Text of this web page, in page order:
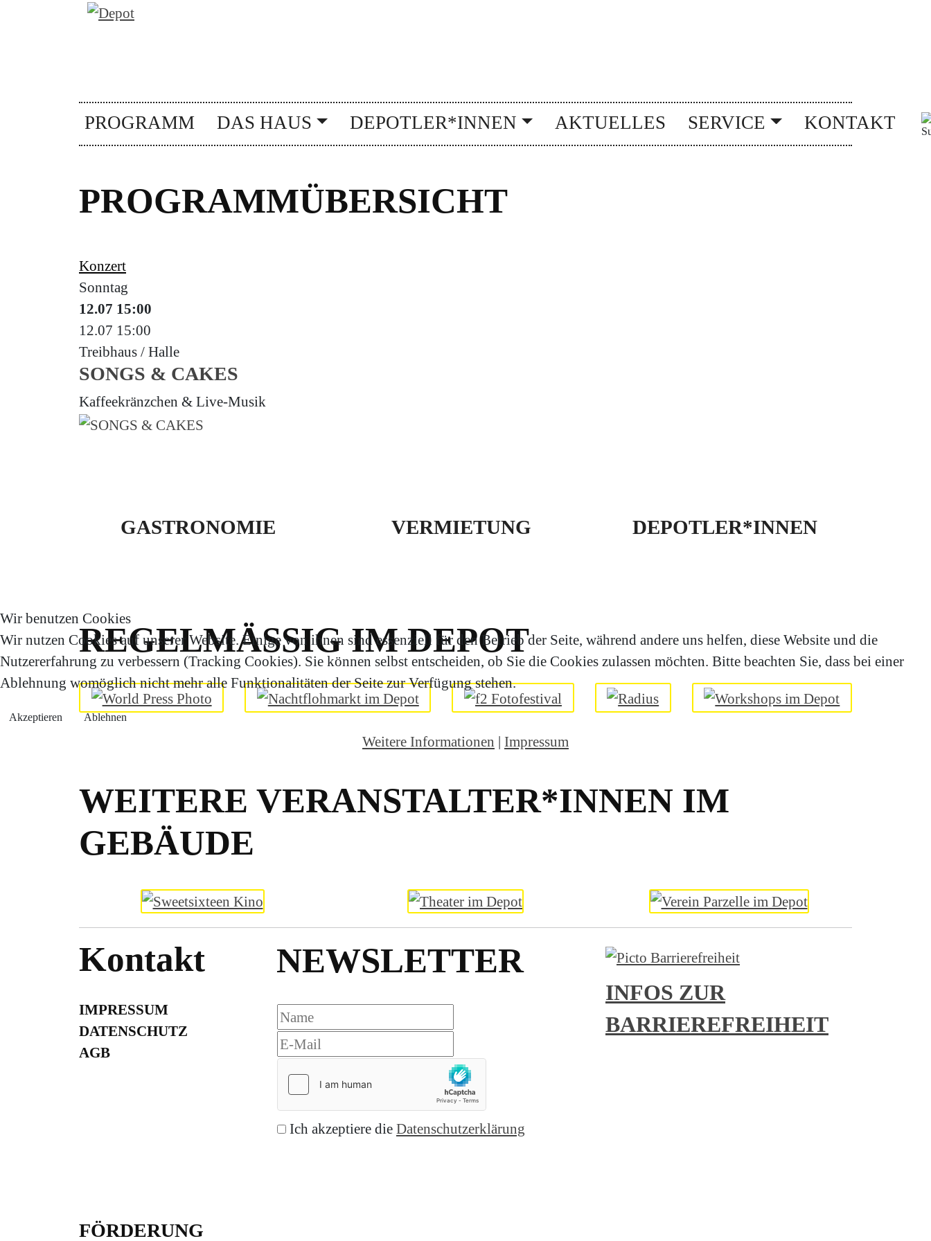
PROGRAMM DAS HAUS DEPOTLER*INNEN AKTUELLES SERVICE KONTAKT
PROGRAMMÜBERSICHT
Konzert
Sonntag
12.07 15:00
12.07 15:00
Treibhaus / Halle
SONGS & CAKES
Kaffeekränzchen & Live-Musik
GASTRONOMIE VERMIETUNG DEPOTLER*INNEN
REGELMÄSSIG IM DEPOT
WEITERE VERANSTALTER*INNEN IM
GEBÄUDE
Kontakt
IMPRESSUM
DATENSCHUTZ
AGB
NEWSLETTER
Ich akzeptiere die Datenschutzerklärung
INFOS ZUR
BARRIEREFREIHEIT
FÖRDERUNG
Wir benutzen Cookies
Wir nutzen Cookies auf unserer Website. Einige von ihnen sind essenziell für den Betrieb der Seite, während andere uns helfen, diese Website und die
Nutzererfahrung zu verbessern (Tracking Cookies). Sie können selbst entscheiden, ob Sie die Cookies zulassen möchten. Bitte beachten Sie, dass bei einer
Ablehnung womöglich nicht mehr alle Funktionalitäten der Seite zur Verfügung stehen.
Akzeptieren Ablehnen
Weitere Informationen | Impressum